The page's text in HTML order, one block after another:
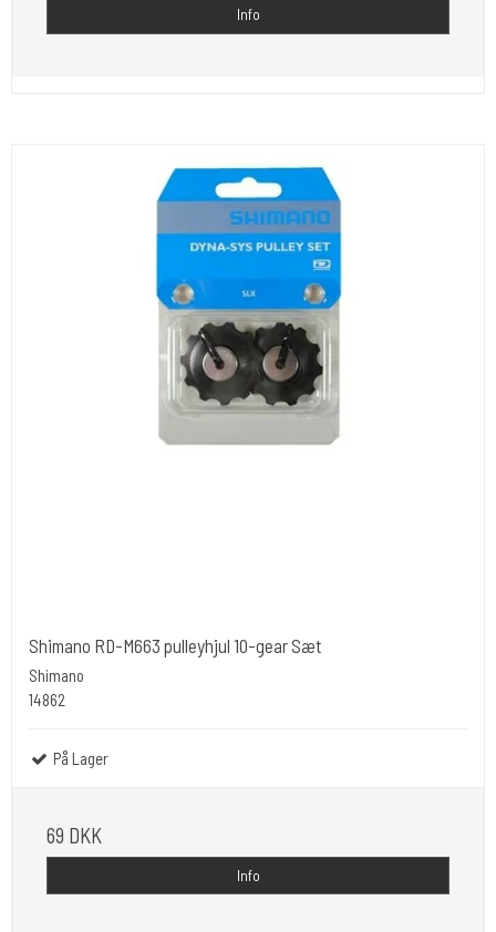
Info
Shimano RD-M663 pulleyhjul 10-gear Sæt
Shimano
14862
På Lager
69 DKK
Info